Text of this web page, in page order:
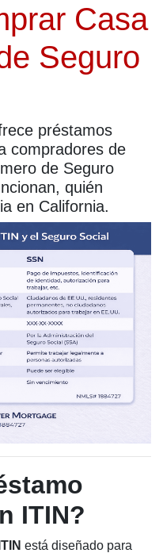
Casa
Seguro
préstamos
compradores de
de Seguro
quién
en California.
ITIN?
está diseñado para